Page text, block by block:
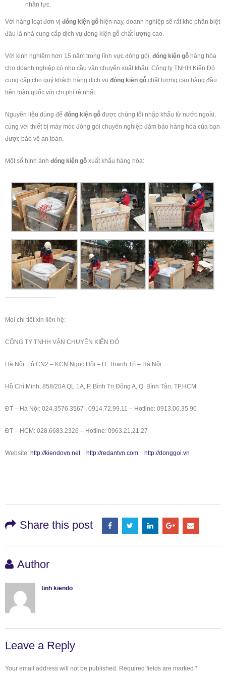
nhân lực.
Với hàng loạt đơn vị đóng kiện gỗ hiện nay, doanh nghiệp sẽ rất khó phân biệt
đâu là nhà cung cấp dịch vụ đóng kiện gỗ chất lượng cao.
Với kinh nghiệm hơn 15 năm trong lĩnh vực đóng gói, đóng kiện gỗ hàng hóa
cho doanh nghiệp có nhu cầu vận chuyển xuất khẩu. Công ty TNHH Kiến Đỏ
cung cấp cho quý khách hàng dịch vụ đóng kiện gỗ chất lượng cao hàng đầu
trên toàn quốc với chi phí rẻ nhất.
Nguyên liệu dùng để đóng kiện gỗ được chúng tôi nhập khẩu từ nước ngoài,
củng với thiết bị máy móc đóng gói chuyên nghiệp đảm bảo hàng hóa của bạn
được bảo vệ an toàn.
Một số hình ảnh đóng kiện gỗ xuất khẩu hàng hóa:
————————-
Mọi chi tiết xin liên hệ:
CÔNG TY TNHH VẬN CHUYỂN KIẾN ĐỎ
Hà Nội: Lô CN2 – KCN Ngọc Hồi – H. Thanh Trì – Hà Nội
Hồ Chí Minh: 858/20A QL 1A, P. Bình Trị Đông A, Q. Bình Tân, TP.HCM
ĐT – Hà Nội: 024.3576.3567 | 0914.72.99.11 – Hotline: 0913.06.35.90
ĐT – HCM: 028.6683.2326 – Hotline: 0963.21.21.27
Website: http://kiendovn.net| http://redantvn.com | http://donggoi.vn
Share this post
Author
tinh kiendo
Leave a Reply
Your email address will not be published. Required fields are marked *